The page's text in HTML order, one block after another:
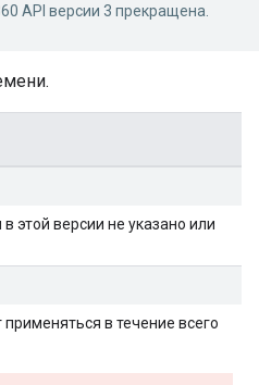
API версии 3 прекращена.
этой версии не указано или
в течение всего